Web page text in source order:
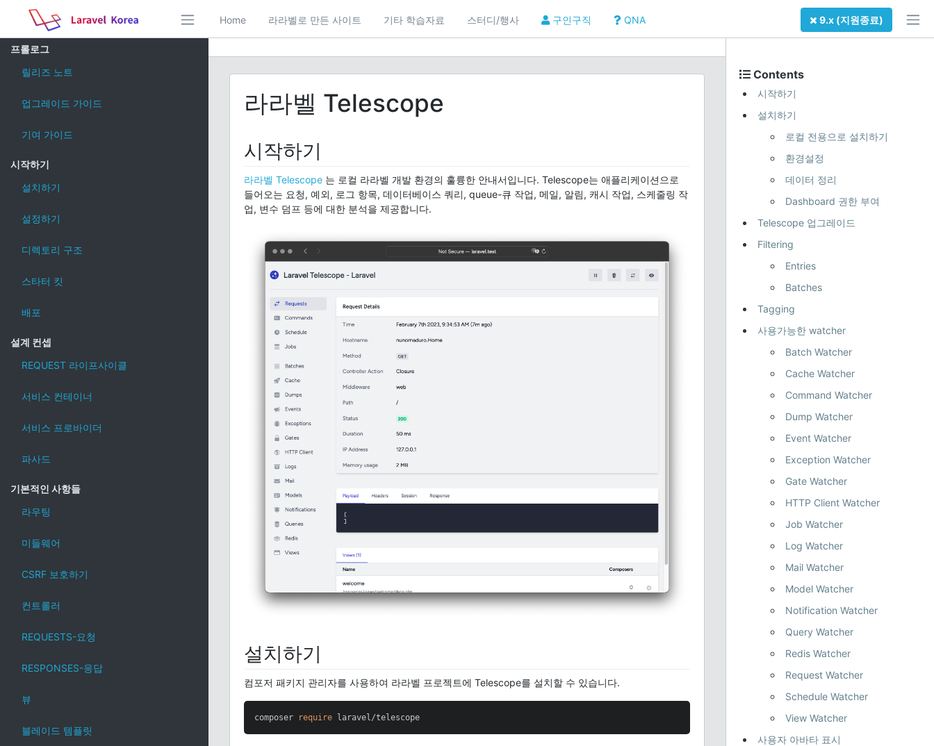
Home 라라벨로 만든 사이트 기타 학습자료 스터디/행사 구인구직 QNA 9.x (지원종료)
프롤로그
릴리즈 노트
업그레이드 가이드
기여 가이드
시작하기
설치하기
설정하기
디렉토리 구조
스타터 킷
배포
설계 컨셉
REQUEST 라이프사이클
서비스 컨테이너
서비스 프로바이더
파사드
기본적인 사항들
라우팅
미들웨어
CSRF 보호하기
컨트롤러
REQUESTS-요청
RESPONSES-응답
뷰
블레이드 템플릿
라라벨 Telescope
시작하기
라라벨 Telescope 는 로컬 라라벨 개발 환경의 훌륭한 안내서입니다. Telescope는 애플리케이션으로
들어오는 요청, 예외, 로그 항목, 데이터베이스 쿼리, queue-큐 작업, 메일, 알림, 캐시 작업, 스케줄링 작
업, 변수 덤프 등에 대한 분석을 제공합니다.
설치하기
컴포저 패키지 관리자를 사용하여 라라벨 프로젝트에 Telescope를 설치할 수 있습니다.
composer require laravel/telescope
Contents
시작하기
설치하기
로컬 전용으로 설치하기
환경설정
데이터 정리
Dashboard 권한 부여
Telescope 업그레이드
Filtering
Entries
Batches
Tagging
사용가능한 watcher
Batch Watcher
Cache Watcher
Command Watcher
Dump Watcher
Event Watcher
Exception Watcher
Gate Watcher
HTTP Client Watcher
Job Watcher
Log Watcher
Mail Watcher
Model Watcher
Notification Watcher
Query Watcher
Redis Watcher
Request Watcher
Schedule Watcher
View Watcher
사용자 아바타 표시